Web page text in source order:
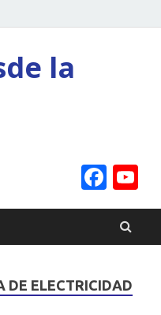
la
DE ELECTRICIDAD